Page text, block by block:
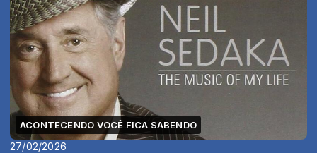
ACONTECENDO VOCÊ FICA SABENDO
27/02/2026